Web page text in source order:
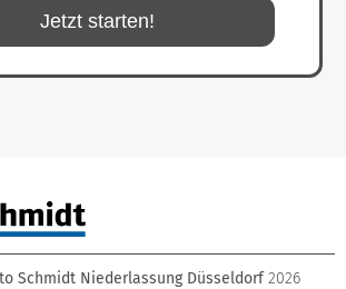
Jetzt starten!
Schmidt Niederlassung Düsseldorf 2026